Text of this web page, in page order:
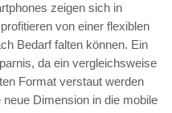
zeigen sich in
von einer flexiblen
Bedarf falten können. Ein
da ein vergleichsweise
Format verstaut werden
Dimension in die mobile